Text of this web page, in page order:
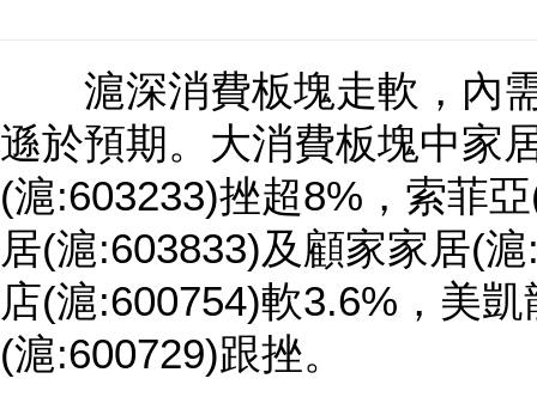
滬深消費板塊走軟，內需
遜於預期。大消費板塊中家
(滬:603233)挫超8%，索菲
居(滬:603833)及顧家家居(
店(滬:600754)軟3.6%，美
(滬:600729)跟挫。